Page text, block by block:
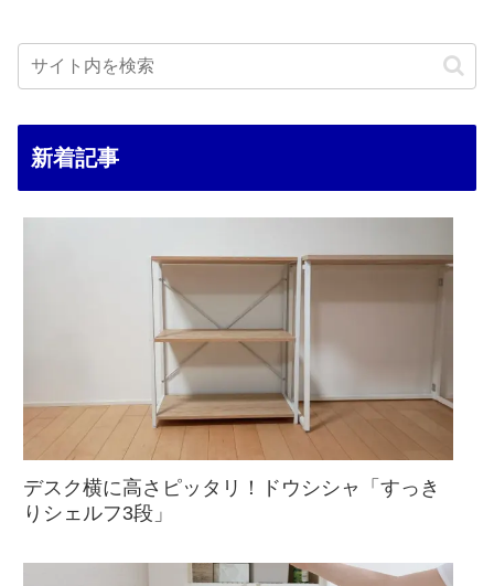
新着記事
デスク横に高さピッタリ！ドウシシャ「すっき
りシェルフ3段」